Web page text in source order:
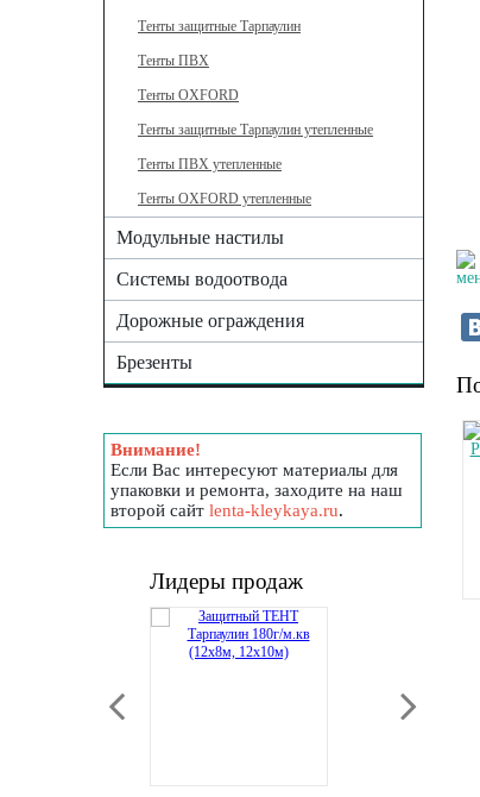
Тенты защитные Тарпаулин
Тенты ПВХ
Тенты OXFORD
Тенты защитные Тарпаулин утепленные
Тенты ПВХ утепленные
Тенты OXFORD утепленные
Модульные настилы
Системы водоотвода
Дорожные ограждения
Брезенты
Внимание!
Если Вас интересуют материалы для
упаковки и ремонта, заходите на наш
второй сайт lenta-kleykaya.ru.
Лидеры продаж